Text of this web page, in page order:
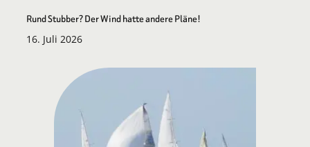
Rund Stubber? Der Wind hatte andere Pläne!
16. Juli 2026